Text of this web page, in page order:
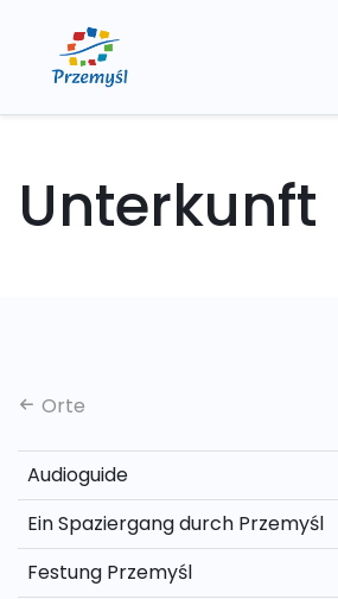
Unterkunft
Orte
Audioguide
Ein Spaziergang durch Przemyśl
Festung Przemyśl